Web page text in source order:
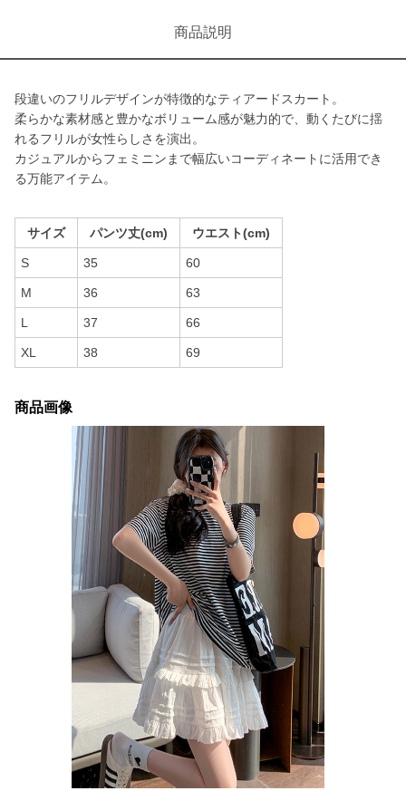
商品説明
段違いのフリルデザインが特徴的なティアードスカート。
柔らかな素材感と豊かなボリューム感が魅力的で、動くたびに揺
れるフリルが女性らしさを演出。
カジュアルからフェミニンまで幅広いコーディネートに活用でき
る万能アイテム。
サイズ パンツ丈(cm) ウエスト(cm)
S 35 60
M 36 63
L 37 66
XL 38 69
商品画像